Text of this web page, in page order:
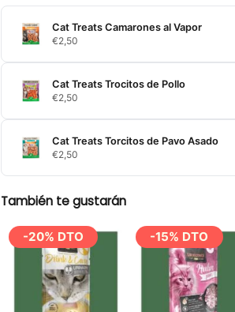
Cat Treats Camarones al Vapor
€2,50
Cat Treats Trocitos de Pollo
€2,50
Cat Treats Torcitos de Pavo Asado
€2,50
También te gustarán
-20% DTO -15% DTO